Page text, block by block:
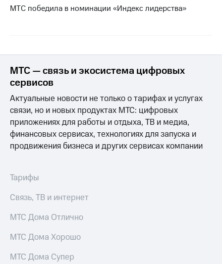
спикера
секретарь
Раскрытие
Информация
акционерам
Документы
ПАО
"МТС"
Собрания
Акционерный
Контроль
аудит
Рынок
акций
МТС победила в номинации «Индекс лидерства»
МТС — связь и экосистема цифровых
сервисов
Актуальные новости не только о тарифах и услугах
связи, но и новых продуктах МТС: цифровых
приложениях для работы и отдыха, ТВ и медиа,
финансовых сервисах, технологиях для запуска и
продвижения бизнеса и других сервисах компании
Тарифы
Связь, ТВ и интернет
МТС Дома Отлично
МТС Дома Хорошо
МТС Дома Супер